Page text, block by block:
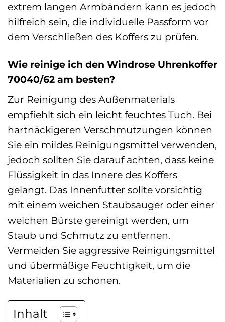
extrem langen Armbändern kann es jedoch
hilfreich sein, die individuelle Passform vor
dem Verschließen des Koffers zu prüfen.
Wie reinige ich den Windrose Uhrenkoffer
70040/62 am besten?
Zur Reinigung des Außenmaterials
empfiehlt sich ein leicht feuchtes Tuch. Bei
hartnäckigeren Verschmutzungen können
Sie ein mildes Reinigungsmittel verwenden,
jedoch sollten Sie darauf achten, dass keine
Flüssigkeit in das Innere des Koffers
gelangt. Das Innenfutter sollte vorsichtig
mit einem weichen Staubsauger oder einer
weichen Bürste gereinigt werden, um
Staub und Schmutz zu entfernen.
Vermeiden Sie aggressive Reinigungsmittel
und übermäßige Feuchtigkeit, um die
Materialien zu schonen.
Inhalt